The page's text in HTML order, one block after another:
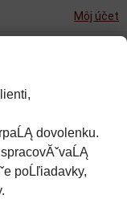
Môj účet
(0)
dovolenku.
poĹľiadavky,